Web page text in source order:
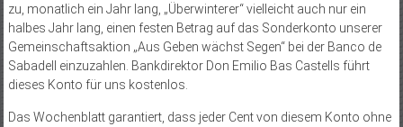
zu, monatlich ein Jahr lang, „Überwinterer“ vielleicht auch nur ein
halbes Jahr lang, einen festen Betrag auf das Sonderkonto unserer
Gemeinschaftsaktion „Aus Geben wächst Segen“ bei der Banco de
Sabadell einzuzahlen. Bankdirektor Don Emilio Bas Castells führt
dieses Konto für uns kos­tenlos.
Das Wochenblatt garantiert, dass jeder Cent von diesem Konto ohne